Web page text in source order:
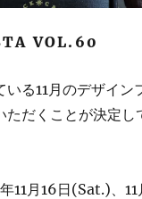
VOL.60
いる11月のデザイン
ただくことが決定し
11月16日(Sat.)、